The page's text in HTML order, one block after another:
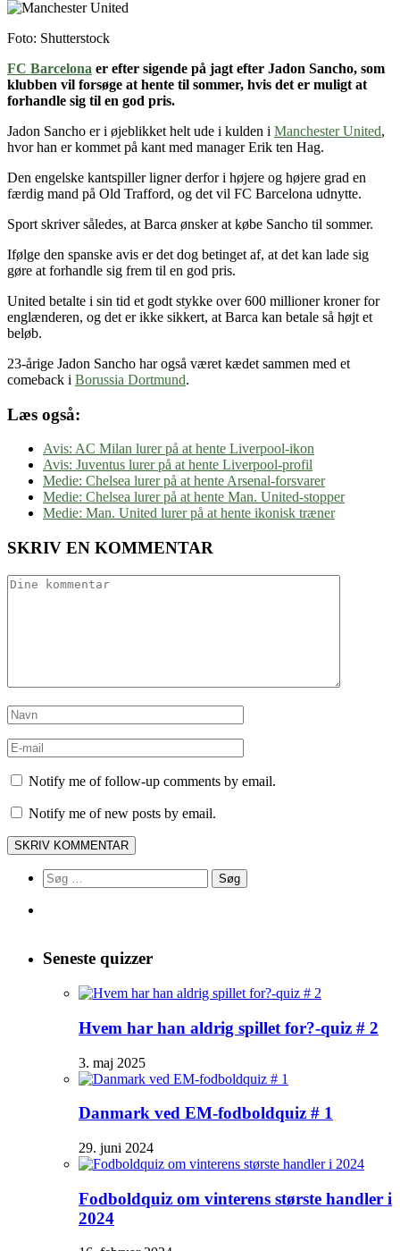
Foto: Shutterstock
FC Barcelona er efter sigende på jagt efter Jadon Sancho, som
klubben vil forsøge at hente til sommer, hvis det er muligt at
forhandle sig til en god pris.
Jadon Sancho er i øjeblikket helt ude i kulden i Manchester United,
hvor han er kommet på kant med manager Erik ten Hag.
Den engelske kantspiller ligner derfor i højere og højere grad en
færdig mand på Old Trafford, og det vil FC Barcelona udnytte.
Sport skriver således, at Barca ønsker at købe Sancho til sommer.
Ifølge den spanske avis er det dog betinget af, at det kan lade sig
gøre at forhandle sig frem til en god pris.
United betalte i sin tid et godt stykke over 600 millioner kroner for
englænderen, og det er ikke sikkert, at Barca kan betale så højt et
beløb.
23-årige Jadon Sancho har også været kædet sammen med et
comeback i Borussia Dortmund.
Læs også:
Avis: AC Milan lurer på at hente Liverpool-ikon
Avis: Juventus lurer på at hente Liverpool-profil
Medie: Chelsea lurer på at hente Arsenal-forsvarer
Medie: Chelsea lurer på at hente Man. United-stopper
Medie: Man. United lurer på at hente ikonisk træner
SKRIV EN KOMMENTAR
Notify me of follow-up comments by email.
Notify me of new posts by email.
Søg
efter:
Seneste quizzer
Hvem har han aldrig spillet for?-quiz # 2
3. maj 2025
Danmark ved EM-fodboldquiz # 1
29. juni 2024
Fodboldquiz om vinterens største handler i
2024